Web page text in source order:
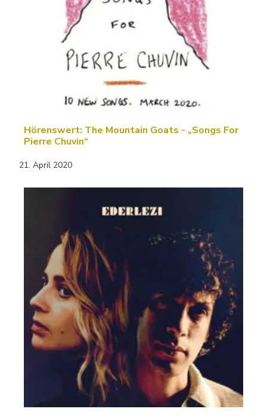
Hörenswert: The Mountain Goats - „Songs For
Pierre Chuvin“
21. April 2020